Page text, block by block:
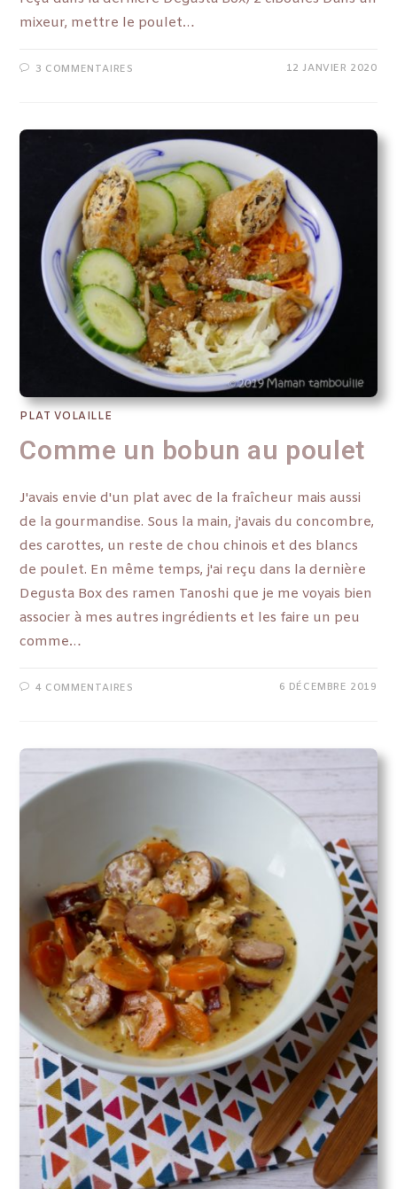
mixeur, mettre le poulet…
3 COMMENTAIRES 12 JANVIER 2020
PLAT VOLAILLE
Comme un bobun au poulet
J'avais envie d'un plat avec de la fraîcheur mais aussi
de la gourmandise. Sous la main, j'avais du concombre,
des carottes, un reste de chou chinois et des blancs
de poulet. En même temps, j'ai reçu dans la dernière
Degusta Box des ramen Tanoshi que je me voyais bien
associer à mes autres ingrédients et les faire un peu
comme…
4 COMMENTAIRES 6 DÉCEMBRE 2019